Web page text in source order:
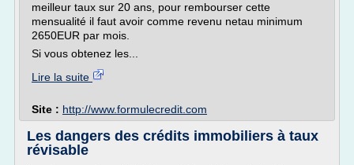
meilleur taux sur 20 ans, pour rembourser cette
mensualité il faut avoir comme revenu netau minimum
2650EUR par mois.
Si vous obtenez les...
Lire la suite
Site : http://www.formulecredit.com
Les dangers des crédits immobiliers à taux
révisable